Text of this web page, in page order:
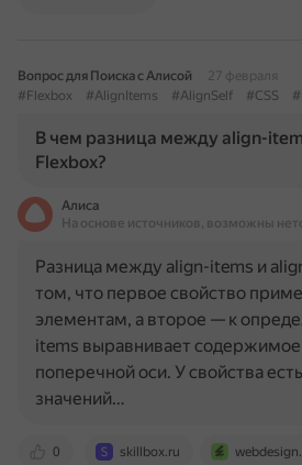
Вопрос для Поиска с Алисой
27 февраля
#Flexbox
#AlignItems #AlignSelf #CSS
В чем разница между align-
Flexbox?
Алиса
На основе источников, возможны
0 skillbox.ru
Разница между align-items и
том, что первое свойство
элементам, а второе — к
items выравнивает содержимое
поперечной оси. У свойства
значений…